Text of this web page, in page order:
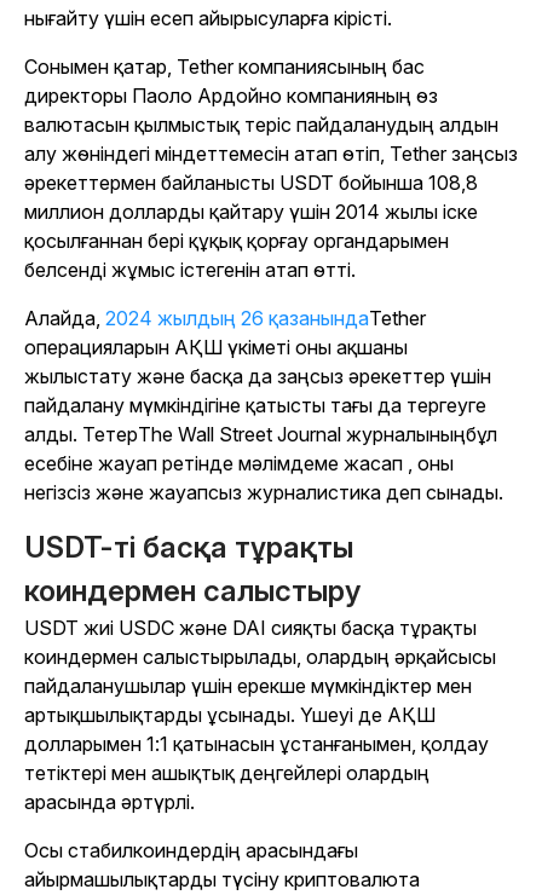
нығайту үшін есеп айырысуларға кірісті.
Сонымен қатар, Tether компаниясының бас
директоры Паоло Ардойно компанияның өз
валютасын қылмыстық теріс пайдаланудың алдын
алу жөніндегі міндеттемесін атап өтіп, Tether заңсыз
әрекеттермен байланысты USDT бойынша 108,8
миллион долларды қайтару үшін 2014 жылы іске
қосылғаннан бері құқық қорғау органдарымен
белсенді жұмыс істегенін атап өтті.
Алайда, 2024 жылдың 26 қазанындаTether
операцияларын АҚШ үкіметі оны ақшаны
жылыстату және басқа да заңсыз әрекеттер үшін
пайдалану мүмкіндігіне қатысты тағы да тергеуге
алды. ТетерThe Wall Street Journal журналыныңбұл
есебіне жауап ретінде мәлімдеме жасап , оны
негізсіз және жауапсыз журналистика деп сынады.
USDT-ті басқа тұрақты
коиндермен салыстыру
USDT жиі USDC және DAI сияқты басқа тұрақты
коиндермен салыстырылады, олардың әрқайсысы
пайдаланушылар үшін ерекше мүмкіндіктер мен
артықшылықтарды ұсынады. Үшеуі де АҚШ
долларымен 1:1 қатынасын ұстанғанымен, қолдау
тетіктері мен ашықтық деңгейлері олардың
арасында әртүрлі.
Осы стабилкоиндердің арасындағы
айырмашылықтарды түсіну криптовалюта